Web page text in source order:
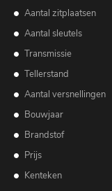
Aantal zitplaatsen
Aantal sleutels
Transmissie
Tellerstand
Aantal versnellingen
Bouwjaar
Brandstof
Prijs
Kenteken